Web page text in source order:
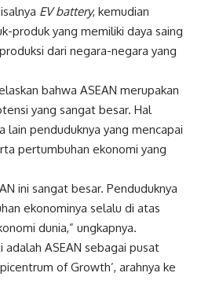
EV battery, kemudian
produk yang memiliki daya saing
dari negara-negara yang
bahwa ASEAN merupakan
yang sangat besar. Hal
lain penduduknya yang mencapai
pertumbuhan ekonomi yang
ini sangat besar. Penduduknya
ekonominya selalu di atas
dunia,” ungkapnya.
adalah ASEAN sebagai pusat
of Growth’, arahnya ke